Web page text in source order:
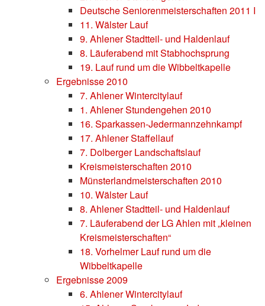
Deutsche Seniorenmeisterschaften 2011 I
11. Wälster Lauf
9. Ahlener Stadtteil- und Haldenlauf
8. Läuferabend mit Stabhochsprung
19. Lauf rund um die Wibbeltkapelle
Ergebnisse 2010
7. Ahlener Wintercitylauf
1. Ahlener Stundengehen 2010
16. Sparkassen-Jedermannzehnkampf
17. Ahlener Staffellauf
7. Dolberger Landschaftslauf
Kreismeisterschaften 2010
Münsterlandmeisterschaften 2010
10. Wälster Lauf
8. Ahlener Stadtteil- und Haldenlauf
7. Läuferabend der LG Ahlen mit „kleinen
Kreismeisterschaften“
18. Vorhelmer Lauf rund um die
Wibbeltkapelle
Ergebnisse 2009
6. Ahlener Wintercitylauf